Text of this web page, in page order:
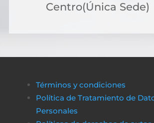
Centro(Única Sede)
Términos y condiciones
Política de Tratamiento de
Personales